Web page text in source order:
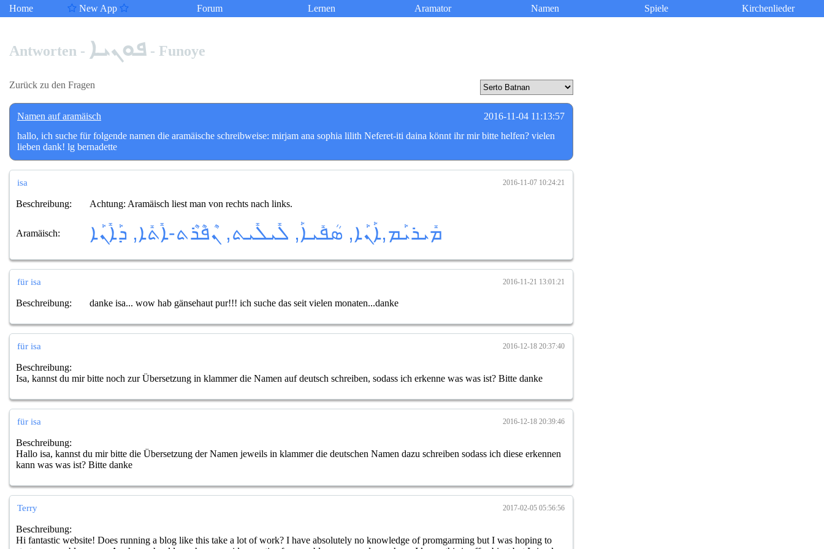
Home New App Forum Lernen Aramator Namen Spiele Kirchenlieder
Antworten - ܦܘܢܝܐ - Funoye
Zurück zu den Fragen
Namen auf aramäisch
2016-11-04 11:13:57
hallo, ich suche für folgende namen die aramäische schreibweise: mirjam ana sophia lilith Neferet-iti daina könnt ihr mir bitte helfen? vielen
lieben dank! lg bernadette
isa 2016-11-07 10:24:21
Beschreibung: Achtung: Aramäisch liest man von rechts nach links.
Aramäisch: ܡܺܝܪܝܰܡ,ܐܰܢܰܐ, ܣܳܦܺܝܐܰ, ܠܺܝܠܺܝܬ, ܢܶܦܶܪܶܬ-ܐܺܬܺܐ, ܕܰܐܺܢܰܐ
für isa 2016-11-21 13:01:21
Beschreibung: danke isa... wow hab gänsehaut pur!!! ich suche das seit vielen monaten...danke
für isa 2016-12-18 20:37:40
Beschreibung:
Isa, kannst du mir bitte noch zur Übersetzung in klammer die Namen auf deutsch schreiben, sodass ich erkenne was was ist? Bitte danke
für isa 2016-12-18 20:39:46
Beschreibung:
Hallo isa, kannst du mir bitte die Übersetzung der Namen jeweils in klammer die deutschen Namen dazu schreiben sodass ich diese erkennen
kann was was ist? Bitte danke
Terry 2017-02-05 05:56:56
Beschreibung:
Hi fantastic website! Does running a blog like this take a lot of work? I have absolutely no knowledge of promgarming but I was hoping to